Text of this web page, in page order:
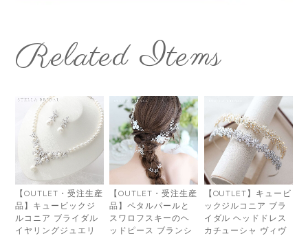
Related Items
【OUTLET・受注生産
品】キュービックジ
ルコニア ブライダル
イヤリングジュエリ
【OUTLET・受注生産
品】ペタルパールと
スワロフスキーのヘ
ッドピース ブランシ
【OUTLET】キュービ
ックジルコニア ブラ
イダル ヘッドドレス
カチューシャ ヴィヴ